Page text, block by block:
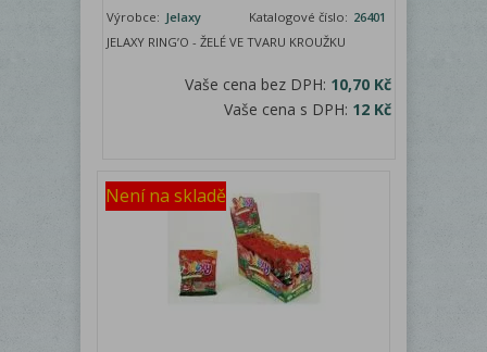
Výrobce: Jelaxy Katalogové číslo: 26401
JELAXY RING’O - ŽELÉ VE TVARU KROUŽKU
Vaše cena bez DPH: 10,70 Kč
Vaše cena s DPH: 12 Kč
Není na skladě